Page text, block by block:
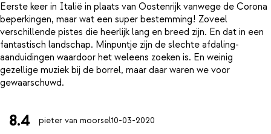
Eerste keer in Italië in plaats van Oostenrijk vanwege de Corona
beperkingen, maar wat een super bestemming! Zoveel
verschillende pistes die heerlijk lang en breed zijn. En dat in een
fantastisch landschap. Minpuntje zijn de slechte afdaling-
aanduidingen waardoor het weleens zoeken is. En weinig
gezellige muziek bij de borrel, maar daar waren we voor
8.4 pieter van moorsel10-03-2020